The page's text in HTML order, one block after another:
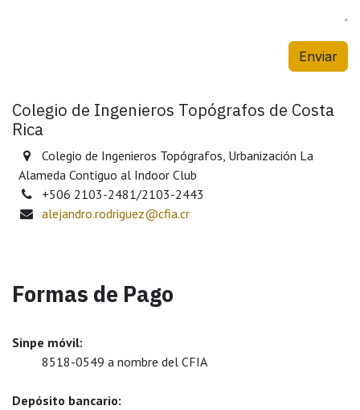
Enviar
Colegio de Ingenieros Topógrafos de Costa
Rica
Colegio de Ingenieros Topógrafos, Urbanización La
Alameda Contiguo al Indoor Club
+506 2103-2481/2103-2443
alejandro.rodriguez@cfia.cr
Formas de Pago
Sinpe móvil:
​8518-0549 a nombre del CFIA
Depósito bancario: